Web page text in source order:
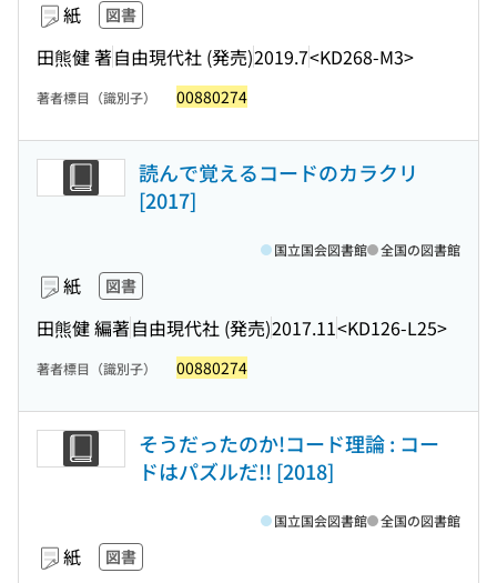
紙 図書
田熊健 著自由現代社 (発売)2019.7<KD268-M3>
著者標目（識別子） 00880274
読んで覚えるコードのカラクリ
[2017]
紙 図書
田熊健 編著自由現代社 (発売)2017.11<KD126-L25>
国立国会図書館 全国の図書館
著者標目（識別子） 00880274
そうだったのか!コード理論 : コー
ドはパズルだ!! [2018]
紙 図書
国立国会図書館 全国の図書館